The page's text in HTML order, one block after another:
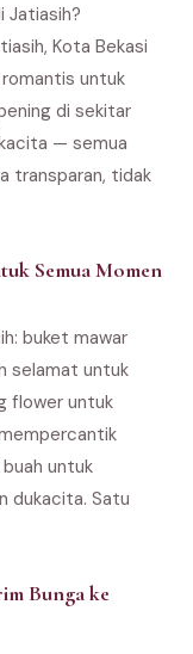
Jatiasih?
Kota Bekasi
untuk
di sekitar
— semua
transparan, tidak
Semua Momen
buket mawar
selamat untuk
flower untuk
untuk
dukacita. Satu
Bunga ke